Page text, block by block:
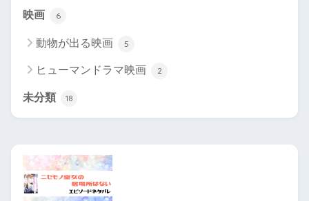
映画 6
動物が出る映画 5
ヒューマンドラマ映画 2
未分類 18